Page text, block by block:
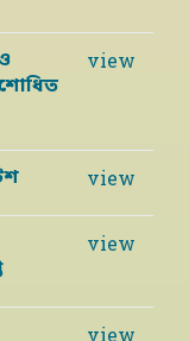
view
view
view
view